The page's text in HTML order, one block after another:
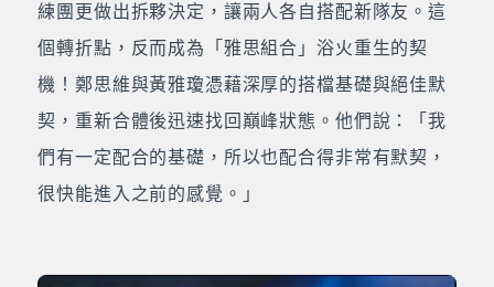
練團更做出拆夥決定，讓兩人各自搭配新隊友。這
個轉折點，反而成為「雅思組合」浴火重生的契
機！鄭思維與黃雅瓊憑藉深厚的搭檔基礎與絕佳默
契，重新合體後迅速找回巔峰狀態。他們說：「我
們有一定配合的基礎，所以也配合得非常有默契，
很快能進入之前的感覺。」